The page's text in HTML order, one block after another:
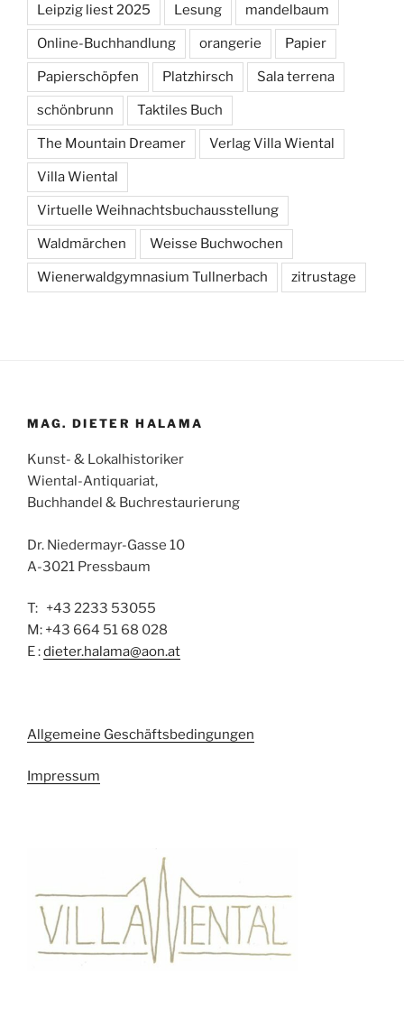
Leipzig liest 2025 Lesung mandelbaum
Online-Buchhandlung orangerie Papier
Papierschöpfen Platzhirsch Sala terrena
schönbrunn Taktiles Buch
The Mountain Dreamer Verlag Villa Wiental
Villa Wiental
Virtuelle Weihnachtsbuchausstellung
Waldmärchen Weisse Buchwochen
Wienerwaldgymnasium Tullnerbach zitrustage
MAG. DIETER HALAMA
Kunst- & Lokalhistoriker
Wiental-Antiquariat,
Buchhandel & Buchrestaurierung
Dr. Niedermayr-Gasse 10
A-3021 Pressbaum
T: +43 2233 53055
M: +43 664 51 68 028
E :dieter.halama@aon.at
Allgemeine Geschäftsbedingungen
Impressum